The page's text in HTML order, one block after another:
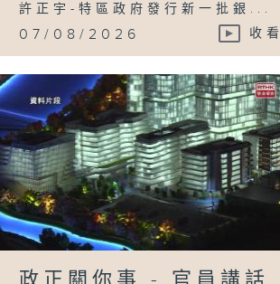
許正宇-特區政府發行新一批銀...
07/08/2026 收看